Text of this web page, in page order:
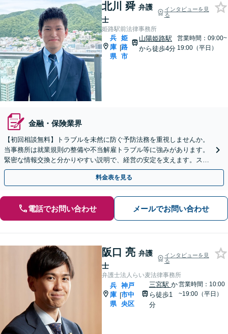
北川 舜 弁護
士
インタビューを見
る
姫路駅前法律事務所
兵
庫
県
|
姫
路
市
山陽姫路駅
から徒歩4分
営業時間：09:00~
19:00（平日）
金融・保険業界
【初回相談無料】トラブルを未然に防ぐ予防法務を重視しませんか。
当事務所は就業規則の整備や不当解雇トラブル等に強みがあります。
緊密な情報交換と分かりやすい説明で、経営の安定を支えます。スポ
ット相談も歓迎！まずは貴社のお悩みをお聞かせください。
料金表を見る
電話でお問い合わせ メールでお問い合わせ
阪口 亮 弁護
士
インタビューを見
る
弁護士法人らい麦法律事務所
兵
庫
県
|
神戸
市中
央区
三宮駅 か
ら徒歩1
分
営業時間：10:00
~19:00（平日）